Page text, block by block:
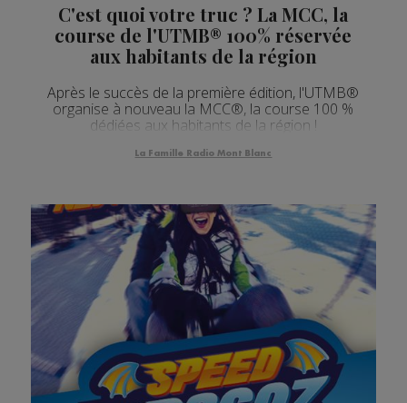
C'est quoi votre truc ? La MCC, la
course de l'UTMB® 100% réservée
aux habitants de la région
Après le succès de la première édition, l'UTMB®
organise à nouveau la MCC®, la course 100 %
dédiées aux habitants de la région !
La Famille Radio Mont Blanc